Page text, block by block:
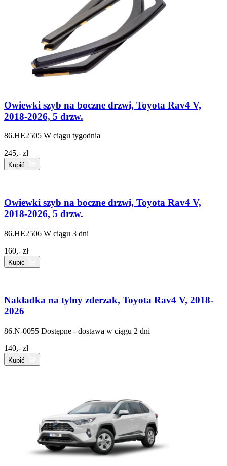
Owiewki szyb na boczne drzwi, Toyota Rav4 V,
2018-2026, 5 drzw.
86.HE2505 W ciągu tygodnia
245,- zł
Kupić
Owiewki szyb na boczne drzwi, Toyota Rav4 V,
2018-2026, 5 drzw.
86.HE2506 W ciągu 3 dni
160,- zł
Kupić
Nakładka na tylny zderzak, Toyota Rav4 V, 2018-
2026
86.N-0055 Dostępne - dostawa w ciągu 2 dni
140,- zł
Kupić